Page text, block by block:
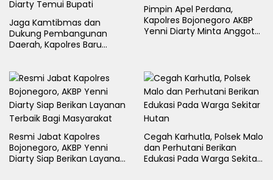
Jaga Kamtibmas dan
Dukung Pembangunan
Daerah, Kapolres Baru
Pimpin Apel Perdana,
Kapolres Bojonegoro AKBP
Yenni Diarty Minta Anggota
Resmi Jabat Kapolres
Bojonegoro, AKBP Yenni
Diarty Siap Berikan Layanan
Cegah Karhutla, Polsek Malo
dan Perhutani Berikan
Edukasi Pada Warga Sekitar